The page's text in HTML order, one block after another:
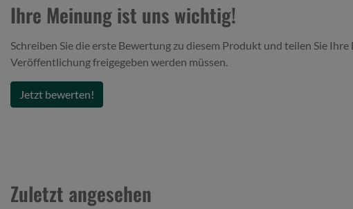
Ihre Meinung ist uns wichtig!
Schreiben Sie die erste Bewertung zu diesem Produkt und teilen Sie
Veröffentlichung freigegeben werden müssen.
Jetzt bewerten!
Zuletzt angesehen